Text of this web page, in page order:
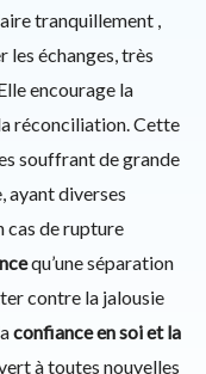
tranquillement ,
échanges, très
encourage la
réconciliation. Cette
souffrant de grande
ayant diverses
cas de rupture
qu’une séparation
contre la jalousie
confiance en soi et la
à toutes nouvelles